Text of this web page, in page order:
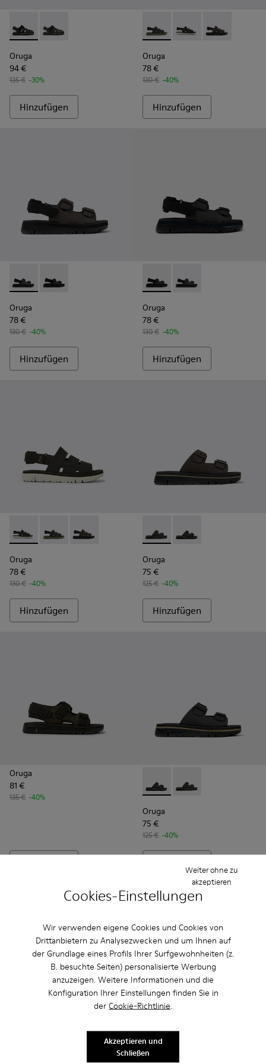
Cookies-Einstellungen
Wir verwenden eigene Cookies und Cookies von
Drittanbietern zu Analysezwecken und um Ihnen auf
der Grundlage eines Profils Ihrer Surfgewohnheiten (z.
B. besuchte Seiten) personalisierte Werbung
anzuzeigen. Weitere Informationen und die
Konfiguration Ihrer Einstellungen finden Sie in
der Cookie-Richtlinie.
Weiter ohne zu
akzeptieren
Akzeptieren und
Schließen
Oruga - K100285-007 - Schwarze Sandalen aus Leder und
Oruga - K100285-006 - Braune Sandalen aus Leder
Oruga
94 €
135 € -30%
Hinzufügen
Oruga - K100470-013 -
Oruga - K100470-
Oruga -
Oruga
78 €
130 € -40%
Hinzufügen
Oruga - K100287-011 - Brown
Oruga - K100287-009 - Black
Oruga
78 €
130 € -40%
Hinzufügen
Oruga - K100287-009 - Black
Oruga - K100287-011
Oruga
78 €
130 € -40%
Hinzufügen
Oruga - K100470-006 - Herrensandale in Schwarz
Oruga - K100470-013 - Schwarze Sandalen aus
Oruga - K100470-004 - Braune Sandalen aus
Oruga
78 €
130 € -40%
Hinzufügen
Oruga - K100286-004 -
Oruga - K100286-
Oruga
75 €
125 € -40%
Hinzufügen
Oruga
81 €
135 € -40%
Oruga - K100286-005 -
Oruga - K100286-
Oruga
75 €
125 € -40%
Oruga - K100416-005 - Riemensandale für Herren in
Oruga - K100416-023 - Multicolor
Oruga - K100416-022 - Herrensandale aus
Oruga - K100416-016 - Herrensandale
Oruga - K100416-011 -
Oruga - K100416-022 -